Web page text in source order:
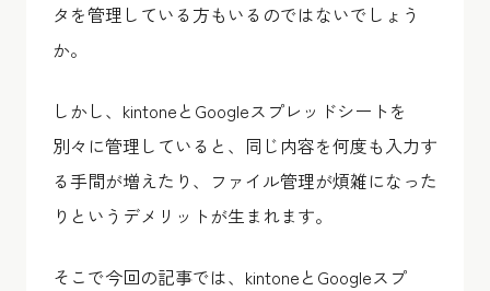
タを管理している方もいるのではないでしょう
か。
しかし、kintoneとGoogleスプレッドシートを
別々に管理していると、同じ内容を何度も入力す
る手間が増えたり、ファイル管理が煩雑になった
りというデメリットが生まれます。
そこで今回の記事では、kintoneとGoogleスプ